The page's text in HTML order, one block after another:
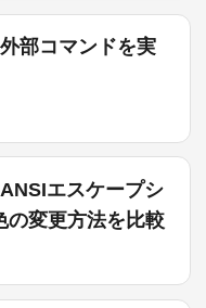
部コマンドを実
エスケープシ
の変更方法を比較